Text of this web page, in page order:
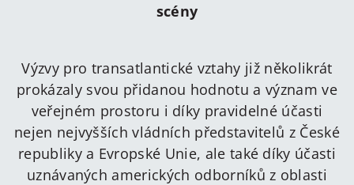
scény
Výzvy pro transatlantické vztahy již několikrát
prokázaly svou přidanou hodnotu a význam ve
veřejném prostoru i díky pravidelné účasti
nejen nejvyšších vládních představitelů z České
republiky a Evropské Unie, ale také díky účasti
uznávaných amerických odborníků z oblasti